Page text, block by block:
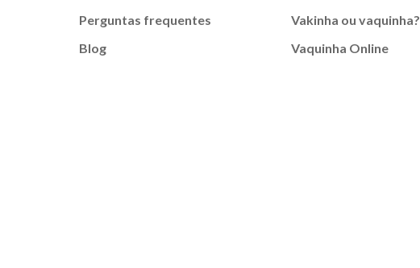
Perguntas frequentes
Blog
Vakinha ou vaquinha?
Vaquinha Online